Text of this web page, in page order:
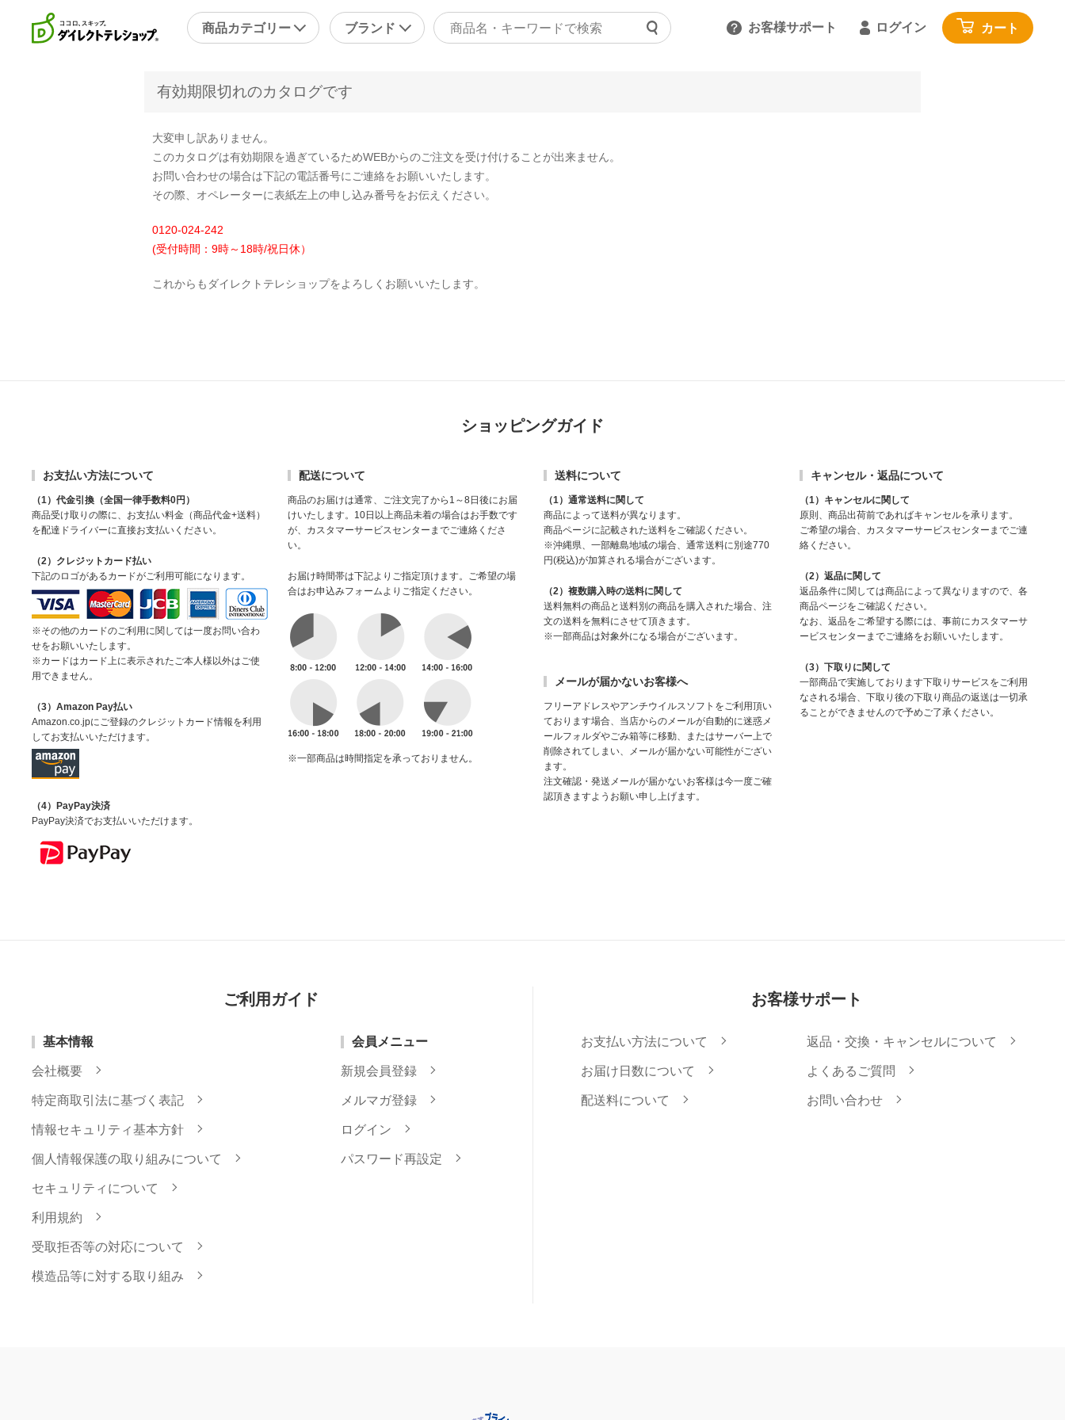
商品カテゴリー ブランド お客様サポート ログイン カート
直近のテレビ放送商品
スチームクリーナー
洗剤・洗浄剤
フライパン・鍋
ファッション
補正下着
メンズ
有効期限切れのカタログです
大変申し訳ありません。
このカタログは有効期限を過ぎているためWEBからのご注文を受け付けることが出来ません。
お問い合わせの場合は下記の電話番号にご連絡をお願いいたします。
その際、オペレーターに表紙左上の申し込み番号をお伝えください。
0120-024-242
(受付時間：9時～18時/祝日休）
これからもダイレクトテレショップをよろしくお願いいたします。
ショッピングガイド
お支払い方法について
（1）代金引換（全国一律手数料0円）
商品受け取りの際に、お支払い料金（商品代金+送料）
を配達ドライバーに直接お支払いください。
（2）クレジットカード払い
下記のロゴがあるカードがご利用可能になります。
※その他のカードのご利用に関しては一度お問い合わ
せをお願いいたします。
※カードはカード上に表示されたご本人様以外はご使
用できません。
（3）Amazon Pay払い
Amazon.co.jpにご登録のクレジットカード情報を利用
してお支払いいただけます。
（4）PayPay決済
PayPay決済でお支払いいただけます。
配送について
商品のお届けは通常、ご注文完了から1～8日後にお届
けいたします。10日以上商品未着の場合はお手数です
が、カスタマーサービスセンターまでご連絡くださ
い。
お届け時間帯は下記よりご指定頂けます。ご希望の場
合はお申込みフォームよりご指定ください。
※一部商品は時間指定を承っておりません。
送料について
（1）通常送料に関して
商品によって送料が異なります。
商品ページに記載された送料をご確認ください。
※沖縄県、一部離島地域の場合、通常送料に別途770
円(税込)が加算される場合がございます。
（2）複数購入時の送料に関して
送料無料の商品と送料別の商品を購入された場合、注
文の送料を無料にさせて頂きます。
※一部商品は対象外になる場合がございます。
メールが届かないお客様へ
フリーアドレスやアンチウイルスソフトをご利用頂い
ております場合、当店からのメールが自動的に迷惑メ
ールフォルダやごみ箱等に移動、またはサーバー上で
削除されてしまい、メールが届かない可能性がござい
ます。
注文確認・発送メールが届かないお客様は今一度ご確
認頂きますようお願い申し上げます。
キャンセル・返品について
（1）キャンセルに関して
原則、商品出荷前であればキャンセルを承ります。
ご希望の場合、カスタマーサービスセンターまでご連
絡ください。
（2）返品に関して
返品条件に関しては商品によって異なりますので、各
商品ページをご確認ください。
なお、返品をご希望する際には、事前にカスタマーサ
ービスセンターまでご連絡をお願いいたします。
（3）下取りに関して
一部商品で実施しております下取りサービスをご利用
なされる場合、下取り後の下取り商品の返送は一切承
ることができませんので予めご了承ください。
ご利用ガイド
基本情報
会社概要
特定商取引法に基づく表記
情報セキュリティ基本方針
個人情報保護の取り組みについて
セキュリティについて
利用規約
受取拒否等の対応について
模造品等に対する取り組み
会員メニュー
新規会員登録
メルマガ登録
ログイン
パスワード再設定
お客様サポート
お支払い方法について 返品・交換・キャンセルについて
お届け日数について よくあるご質問
配送料について お問い合わせ